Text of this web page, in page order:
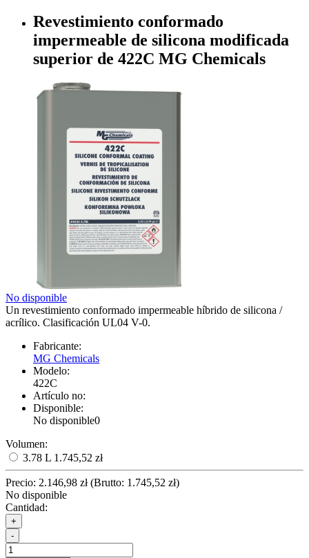
Revestimiento conformado
impermeable de silicona modificada
superior de 422C MG Chemicals
No disponible
Un revestimiento conformado impermeable híbrido de silicona /
acrílico. Clasificación UL04 V-0.
Fabricante:
MG Chemicals
Modelo:
422C
Artículo no:
Disponible:
No disponible0
Volumen:
3.78 L 1.745,52 zł
Precio: 2.146,98 zł(Brutto: 1.745,52 zł)
No disponible
Cantidad:
+
-